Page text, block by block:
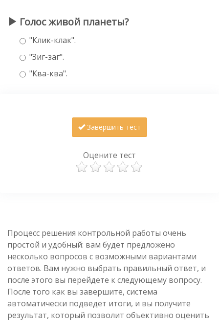
Голос живой планеты?
"Клик-клак".
"Зиг-заг".
"Ква-ква".
Завершить тест
Оцените тест
Процесс решения контрольной работы очень
простой и удобный: вам будет предложено
несколько вопросов с возможными вариантами
ответов. Вам нужно выбрать правильный ответ, и
после этого вы перейдете к следующему вопросу.
После того как вы завершите, система
автоматически подведет итоги, и вы получите
результат, который позволит объективно оценить